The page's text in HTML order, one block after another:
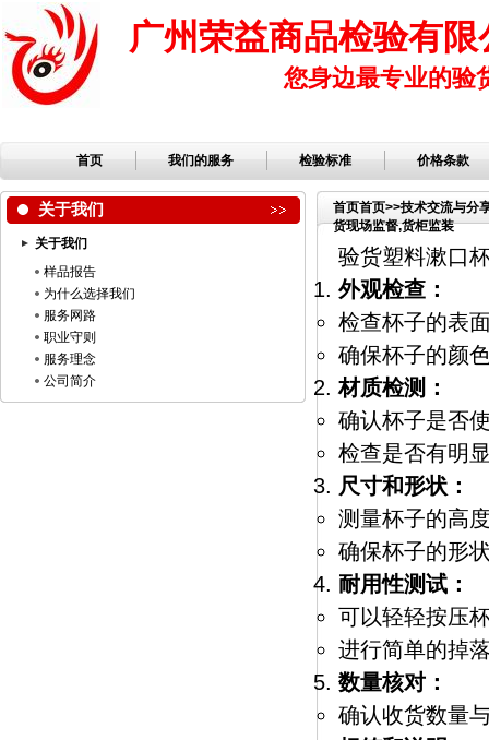
广州荣益商品检验有限
您身边最专业的验
首页 我们的服务 检验标准 价格条款
关于我们
关于我们
样品报告
为什么选择我们
服务网路
职业守则
服务理念
公司简介
首页首页>>技术交流与分
货现场监督,货柜监装
验货塑料漱口
外观检查：
检查杯子的表
确保杯子的颜
材质检测：
确认杯子是否
检查是否有明
尺寸和形状：
测量杯子的高
确保杯子的形
耐用性测试：
可以轻轻按压
进行简单的掉
数量核对：
确认收货数量